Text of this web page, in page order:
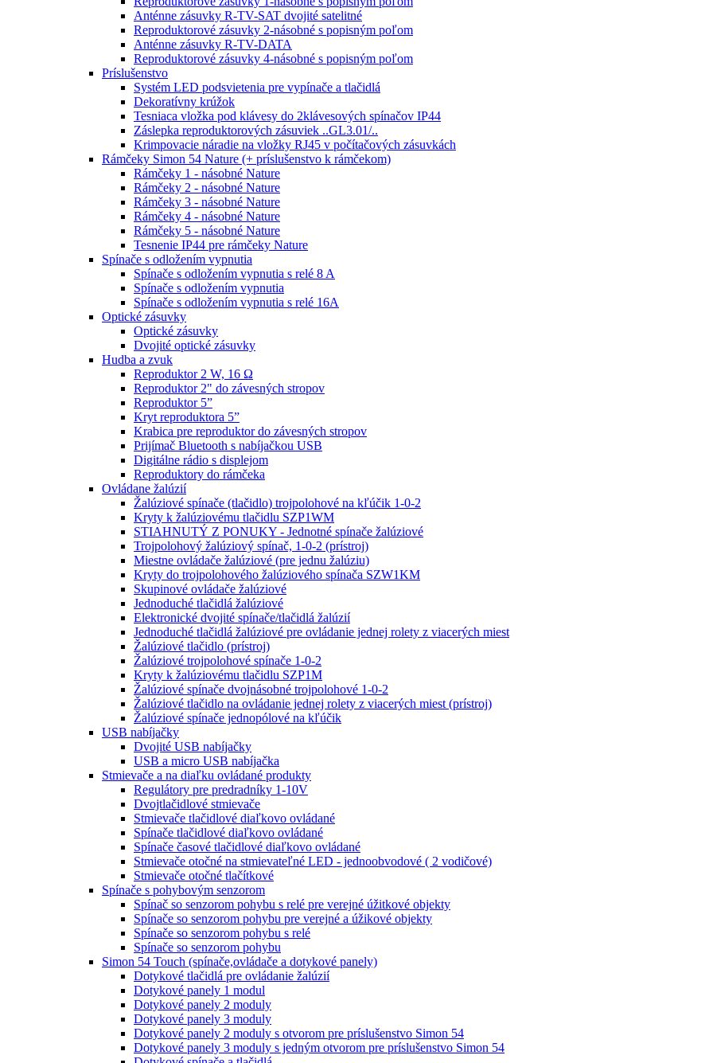
Anténne zásuvky R-TV-SAT dvojité satelitné
Reproduktorové zásuvky 2-násobné s popisným poľom
Anténne zásuvky R-TV-DATA
Reproduktorové zásuvky 4-násobné s popisným poľom
Príslušenstvo
Systém LED podsvietenia pre vypínače a tlačidlá
Dekoratívny krúžok
Tesniaca vložka pod klávesy do 2klávesových spínačov IP44
Záslepka reproduktorových zásuviek ..GL3.01/..
Krimpovacie náradie na vložky RJ45 v počítačových zásuvkách
Rámčeky Simon 54 Nature (+ príslušenstvo k rámčekom)
Rámčeky 1 - násobné Nature
Rámčeky 2 - násobné Nature
Rámčeky 3 - násobné Nature
Rámčeky 4 - násobné Nature
Rámčeky 5 - násobné Nature
Tesnenie IP44 pre rámčeky Nature
Spínače s odložením vypnutia
Spínače s odložením vypnutia s relé 8 A
Spínače s odložením vypnutia
Spínače s odložením vypnutia s relé 16A
Optické zásuvky
Optické zásuvky
Dvojité optické zásuvky
Hudba a zvuk
Reproduktor 2 W, 16 Ω
Reproduktor 2" do závesných stropov
Reproduktor 5”
Kryt reproduktora 5”
Krabica pre reproduktor do závesných stropov
Prijímač Bluetooth s nabíjačkou USB
Digitálne rádio s displejom
Reproduktory do rámčeka
Ovládane žalúzií
Žalúziové spínače (tlačidlo) trojpolohové na kľúčik 1-0-2
Kryty k žalúziovému tlačidlu SZP1WM
STIAHNUTÝ Z PONUKY - Jednotné spínače žalúziové
Trojpolohový žalúziový spínač, 1-0-2 (prístroj)
Miestne ovládače žalúziové (pre jednu žalúziu)
Kryty do trojpolohového žalúziového spínača SZW1KM
Skupinové ovládače žalúziové
Jednoduché tlačidlá žalúziové
Elektronické dvojité spínače/tlačidlá žalúzií
Jednoduché tlačidlá žalúziové pre ovládanie jednej rolety z viacerých miest
Žalúziové tlačidlo (prístroj)
Žalúziové trojpolohové spínače 1-0-2
Kryty k žalúziovému tlačidlu SZP1M
Žalúziové spínače dvojnásobné trojpolohové 1-0-2
Žalúziové tlačidlo na ovládanie jednej rolety z viacerých miest (prístroj)
Žalúziové spínače jednopólové na kľúčik
USB nabíjačky
Dvojité USB nabíjačky
USB a micro USB nabíjačka
Stmievače a na diaľku ovládané produkty
Regulátory pre predradníky 1-10V
Dvojtlačidlové stmievače
Stmievače tlačidlové diaľkovo ovládané
Spínače tlačidlové diaľkovo ovládané
Spínače časové tlačidlové diaľkovo ovládané
Stmievače otočné na stmievateľné LED - jednoobvodové ( 2 vodičové)
Stmievače otočné tlačítkové
Spínače s pohybovým senzorom
Spínač so senzorom pohybu s relé pre verejné úžitkové objekty
Spínače so senzorom pohybu pre verejné a úžikové objekty
Spínače so senzorom pohybu s relé
Spínače so senzorom pohybu
Simon 54 Touch (spínače,ovládače a dotykové panely)
Dotykové tlačidlá pre ovládanie žalúzií
Dotykové panely 1 modul
Dotykové panely 2 moduly
Dotykové panely 3 moduly
Dotykové panely 2 moduly s otvorom pre príslušenstvo Simon 54
Dotykové panely 3 moduly s jedným otvorom pre príslušenstvo Simon 54